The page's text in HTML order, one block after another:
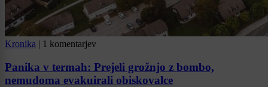
Kronika | 1 komentarjev
Panika v termah: Prejeli grožnjo z bombo,
nemudoma evakuirali obiskovalce